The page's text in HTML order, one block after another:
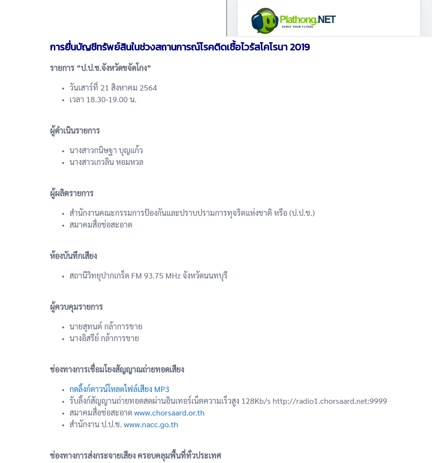
การยื่นบัญชีทรัพย์สินในช่วงสถานการณ์โรคติดเชื้อไวรัสโคโรนา 2019
รายการ “ป.ป.ช.จังหวัดขจัดโกง”
วันเสาร์ที่ 21 สิงหาคม 2564
เวลา 18.30-19.00 น.
ผู้ดำเนินรายการ
นางสาวกนิษฐา บุญแก้ว
นางสาวเกวลิน หอมหวล
ผู้ผลิตรายการ
สำนักงานคณะกรรมการป้องกันและปราบปรามการทุจริตแห่งชาติ หรือ (ป.ป.ช.)
สมาคมสื่อช่อสะอาด
ห้องบันทึกเสียง
สถานีวิทยุปากเกร็ด FM 93.75 MHz จังหวัดนนทบุรี
ผู้ควบคุมรายการ
นายสุทนต์ กล้าการขาย
นางอิสรีย์ กล้าการขาย
ช่องทางการเชื่อมโยงสัญญาณถ่ายทอดเสียง
กดลิ้งก์ดาวน์โหลดไฟล์เสียง MP3
รับลิ้งก์สัญญานถ่ายทอดสดผ่านอินเทอร์เน็ตความเร็วสูง 128Kb/s http://radio1.chorsaard.net:9999
สมาคมสื่อช่อสะอาดwww.chorsaard.or.th
สำนักงาน ป.ป.ช. www.nacc.go.th
ช่องทางการส่งกระจายเสียง ครอบคลุมพื้นที่ทั่วประเทศ